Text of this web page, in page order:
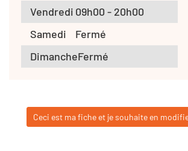
Vendredi 09h00 - 20h00
Samedi
Fermé
DimancheFermé
Ceci est ma fiche et je souhaite en